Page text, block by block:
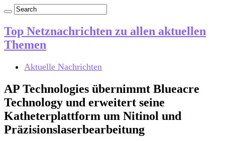
Top Netznachrichten zu allen aktuellen
Themen
Aktuelle Nachrichten
AP Technologies übernimmt Blueacre
Technology und erweitert seine
Katheterplattform um Nitinol und
Präzisionslaserbearbeitung